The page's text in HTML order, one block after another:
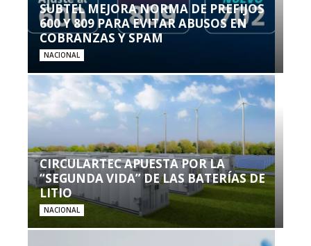
SUBTEL MEJORA NORMA DE PREFIJOS
600 Y 809 PARA EVITAR ABUSOS EN
COBRANZAS Y SPAM
NACIONAL
CIRCULARTEC APUESTA POR LA
“SEGUNDA VIDA” DE LAS BATERÍAS DE
LITIO
NACIONAL